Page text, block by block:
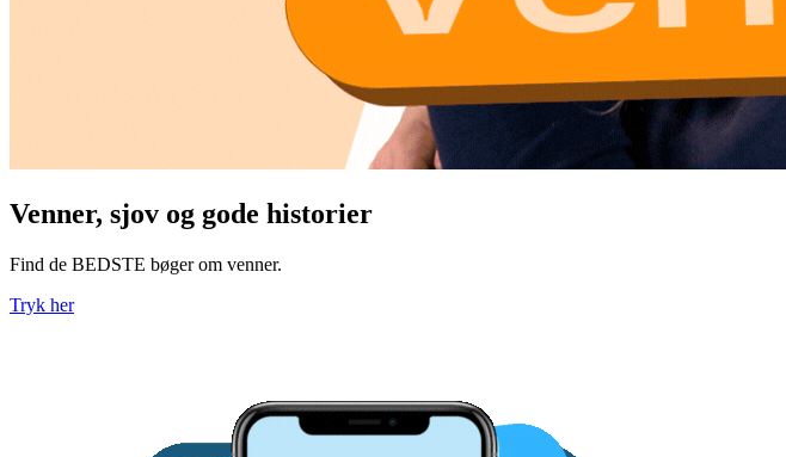
Venner, sjov og gode historier
Find de BEDSTE bøger om venner.
Tryk her